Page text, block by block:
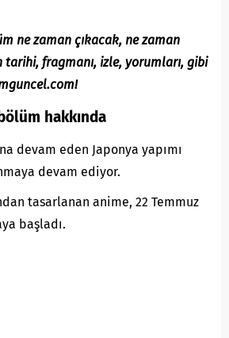
ne zaman çıkacak, ne zaman
tarihi, fragmanı, izle, yorumları, gibi
hakkında
devam eden Japonya yapımı
devam ediyor.
tasarlanan anime, 22 Temmuz
başladı.